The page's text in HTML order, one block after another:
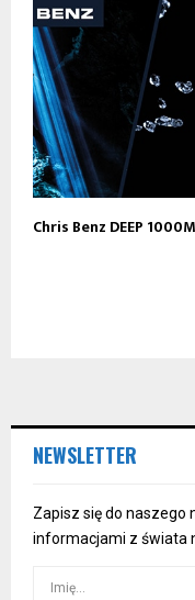
Chris Benz DEEP
NEWSLETTER
Zapisz się do naszego
informacjami z świata